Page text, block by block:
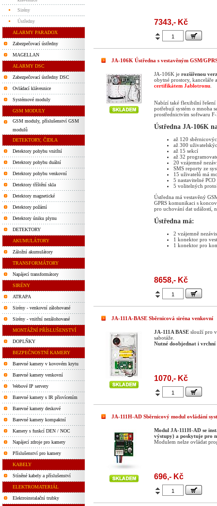
Sirény
Ústředny
ALARMY PARADOX
Zabezpečovací ústředny
MAGELLAN
ALARMY DSC
Zabezpečovací ústředny DSC
Ovládací klávesnice
Systémové moduly
GSM MODULY
GSM moduly, příslušenství GSM
modulů
DETEKTORY, ČIDLA
Detektory pohybu vnitřní
Detektory pohybu duální
Detektory pohybu venkovní
Detektory tříštění skla
Detektory magnetické
Detektory požární
Detektory úniku plynu
DETEKTORY
AKUMULÁTORY
Záložní akumulátory
TRANSFORMÁTORY
Napájecí transformátory
SIRÉNY
ATRAPA
Sirény - venkovní zálohované
Sirény - vnitřní nezálohované
MONTÁŽNÍ PŘÍSLUŠENSTVÍ
DOPLŇKY
BEZPEČNOSTNÍ KAMERY
Barevné kamery v kovovém krytu
Barevné kamery venkovní
Webové IP servery
Barevné kamery s IR přisvícením
Barevné kamery deskové
Barevné kamery kompaktní
Kamery s funkcí DEN / NOC
Napájecí zdroje pro kamery
Příslušenství pro kamery
KABELY
Stíněné kabely a příslušenství
ELEKTROMATERIÁL
Elektroinstalační trubky
7343,- Kč
JA-106K Ústředna s vestavěným GSM/
JA-106K je rozšířenou
obytné prostory, kanceláře
certifikátem Jablotronu
Nabízí také flexibilní
potřebují systém o mnoha
prostřednictvím softwaru
Ústředna JA-106K
až 120
až 300
až 15 sekcí
až 32
20 vzájemně
SMS reporty ze
15 uživatelů má
5 nastavitelné PCO
5 volitelných
Ústředna má vestavěný
GPRS komunikaci s
pro uchování dat událostí,
Ústředna má:
2 vzájemně
1 konektor pro
1 konektor pro
8658,- Kč
JA-111A-BASE Sběrnicová siréna venkovní
JA-111A BASE slouží pro
sabotáže.
Nutné doobjednat i
1070,- Kč
JA-111H-AD Sběrnicový modul ovládání
Modul JA-111H-AD se
výstupy) a poskytuje pro
Modulem nelze ovládat
696,- Kč